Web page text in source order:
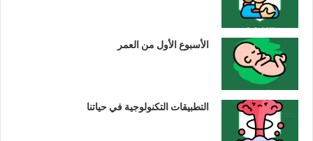
الأسبوع الأول من العمر
التطبيقات التكنولوجية في حياتنا